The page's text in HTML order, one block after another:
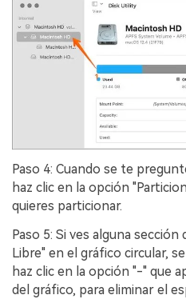
Paso 4: Cuando se te
haz clic en la opción
quieres particionar.󠀲󠀡󠀩󠀣󠀡󠀣󠀠󠀣󠀥󠀳
Paso 5: Si ves alguna sección
Libre" en el gráfico circular,
haz clic en la opción "-" que
del gráfico, para eliminar el